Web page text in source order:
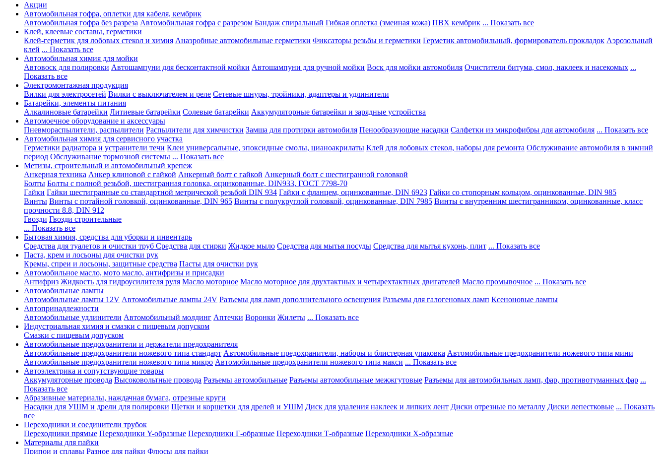
Акции
Автомобильная гофра, оплетки для кабеля, кембрик
Автомобильная гофра без разреза Автомобильная гофра с разрезом Бандаж спиральный Гибкая оплетка (змеиная кожа) ПВХ кембрик ... Показать все
Клей, клеевые составы, герметики
Клей-герметик для лобовых стекол и химия Анаэробные автомобильные герметики Фиксаторы резьбы и герметики Герметик автомобильный, формирователь прокладок Аэрозольный
клей ... Показать все
Автомобильная химия для мойки
Автовоск для полировки Автошампуни для бесконтактной мойки Автошампуни для ручной мойки Воск для мойки автомобиля Очистители битума, смол, наклеек и насекомых ...
Показать все
Электромонтажная продукция
Вилки для электросетей Вилки с выключателем и реле Сетевые шнуры, тройники, адаптеры и удлинители
Батарейки, элементы питания
Алкалиновые батарейки Литиевые батарейки Солевые батарейки Аккумуляторные батарейки и зарядные устройства
Автомоечное оборудование и аксессуары
Пневмораспылители, распылители Распылители для химчистки Замша для протирки автомобиля Пенообразующие насадки Салфетки из микрофибры для автомобиля ... Показать все
Автомобильная химия для сервисного участка
Герметики радиатора и устранители течи Клеи универсальные, эпоксидные смолы, цианоакрилаты Клей для лобовых стекол, наборы для ремонта Обслуживание автомобиля в зимний
период Обслуживание тормозной системы ... Показать все
Метизы, строительный и автомобильный крепеж
Анкерная техника Анкер клиновой с гайкой Анкерный болт с гайкой Анкерный болт с шестигранной головкой
Болты Болты с полной резьбой, шестигранная головка, оцинкованные, DIN933, ГОСТ 7798-70
Гайки Гайки шестигранные со стандартной метрической резьбой DIN 934 Гайки с фланцем, оцинкованные, DIN 6923 Гайки со стопорным кольцом, оцинкованные, DIN 985
Винты Винты с потайной головкой, оцинкованные, DIN 965 Винты с полукруглой головкой, оцинкованные, DIN 7985 Винты с внутренним шестигранником, оцинкованные, класс
прочности 8.8, DIN 912
Гвозди Гвозди строительные
... Показать все
Бытовая химия, средства для уборки и инвентарь
Средства для туалетов и очистки труб Средства для стирки Жидкое мыло Средства для мытья посуды Средства для мытья кухонь, плит ... Показать все
Паста, крем и лосьоны для очистки рук
Кремы, спреи и лосьоны, защитные средства Пасты для очистки рук
Автомобильное масло, мото масло, антифризы и присадки
Антифриз Жидкость для гидроусилителя руля Масло моторное Масло моторное для двухтактных и четырехтактных двигателей Масло промывочное ... Показать все
Автомобильные лампы
Автомобильные лампы 12V Автомобильные лампы 24V Разъемы для ламп дополнительного освещения Разъемы для галогеновых ламп Ксеноновые лампы
Автопринадлежности
Автомобильные удлинители Автомобильный молдинг Аптечки Воронки Жилеты ... Показать все
Индустриальная химия и смазки с пищевым допуском
Смазки с пищевым допуском
Автомобильные предохранители и держатели предохранителя
Автомобильные предохранители ножевого типа стандарт Автомобильные предохранители, наборы и блистерная упаковка Автомобильные предохранители ножевого типа мини
Автомобильные предохранители ножевого типа микро Автомобильные предохранители ножевого типа макси ... Показать все
Автоэлектрика и сопутствующие товары
Аккумуляторные провода Высоковольтные провода Разъемы автомобильные Разъемы автомобильные межжгутовые Разъемы для автомобильных ламп, фар, противотуманных фар ...
Показать все
Абразивные материалы, наждачная бумага, отрезные круги
Насадки для УШМ и дрели для полировки Щетки и корщетки для дрелей и УШМ Диск для удаления наклеек и липких лент Диски отрезные по металлу Диски лепестковые ... Показать
все
Переходники и соединители трубок
Переходники прямые Переходники Y-образные Переходники Г-образные Переходники Т-образные Переходники Х-образные
Материалы для пайки
Припои и сплавы Разное для пайки Флюсы для пайки